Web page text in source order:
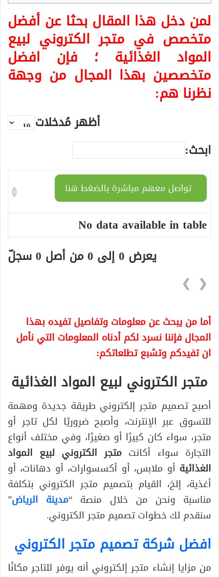
لمن دخل هذا المقال بحثا عن أفضل
متخصص في متجر الكتروني لبيع
المواد الغذائية ؛ فإن افضل
متخصصين بهذا المجال من وجهة
نظرنا هم:
أظهر مُدخلات
ابحث:
تواصل معهم مباشرة بالضغط هنا
No data available in table
يعرض 0 إلى 0 من أصل 0 سجلّ
❮
❯
أما من يبحث عن معلومات وتفاصيل تفيده بهذا
المجال فإننا نسرد لكم أدناه المعلومات التي نأمل
ان تفيدكم وتشبع تطلعاتكم:
متجر الكتروني لبيع المواد الغذائية
أصبح تصميم متجر إلكتروني طريقة جديدة ومهمة
للتسوق عبر الإنترنت، وأصبح ضروريًا لكل تاجر أو
متجر، سواء كان كبيرًا أو صغيرًا، وفي مختلف أنواع
التجارة سواء أكانت متجر الكتروني لبيع المواد
الغذائية أو ملابس، أو أكسسوارات، أو دهانات، أو
أغذية، إلخ، القيام بتصميم متجر الكتروني بتكلفة
مناسبة ونحن من خلال منصة “مدينة الرياض”
سنقدم لك خطوات تصميم متجر الكتروني.
افضل شركة تصميم متجر الكتروني
من مزايا إنشاء متجر إلكتروني أنه يوفر للتاجر مكانًا